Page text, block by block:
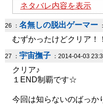
ネタバレ内容を表示
26 ： 名無しの脱出ゲーマー
むずかったけどクリア！
27 ： 宇宙撫子 ：2014-04-03
クリア♪
１END制覇です☆
今回は知らないのばっか